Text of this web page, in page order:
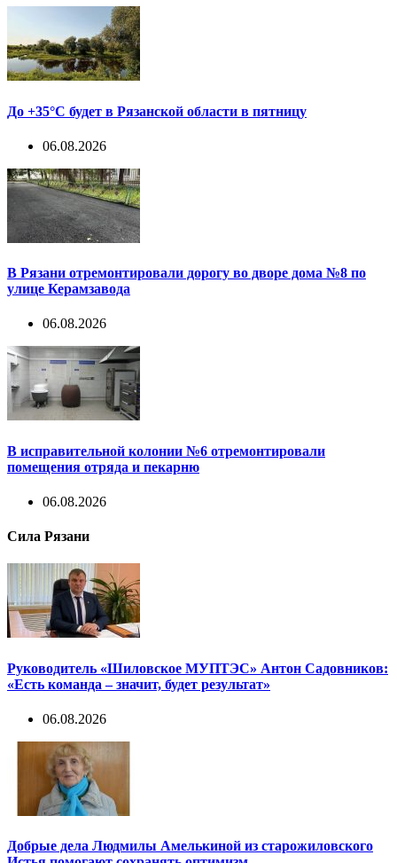
До +35°С будет в Рязанской области в пятницу
06.08.2026
В Рязани отремонтировали дорогу во дворе дома №8 по
улице Керамзавода
06.08.2026
В исправительной колонии №6 отремонтировали
помещения отряда и пекарню
06.08.2026
Сила Рязани
Руководитель «Шиловское МУПТЭС» Антон Садовников:
«Есть команда – значит, будет результат»
06.08.2026
Добрые дела Людмилы Амелькиной из старожиловского